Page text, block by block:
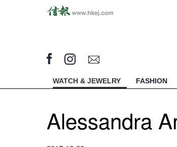
WATCH & JEWELRY FASHION
Alessandra